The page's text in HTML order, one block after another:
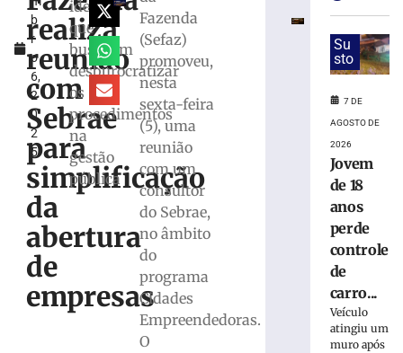
b
r
o
6,
2
0
2
5
realiza
reunião
com
Sebrae
para
simplificação
da
abertura
de
empresas
ideias
que
busquem
desburocratizar
os
procedimentos
na
gestão
pública
Fazenda
(Sefaz)
promoveu,
nesta
sexta-feira
(5), uma
reunião
com um
consultor
do Sebrae,
no âmbito
do
programa
Cidades
Empreendedoras.
O
hambúrguer
beneficente
ajudar
animais
resgatados
Brusque
suspende
Su
sto
7 DE
AGOSTO DE
2026
Jovem
de 18
anos
perde
controle
de
carro...
Veículo
atingiu um
muro após